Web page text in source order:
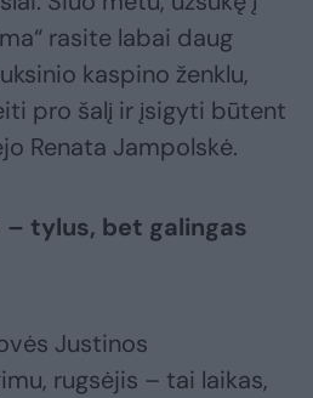
rasite labai daug
kaspino ženklu,
pro šalį ir įsigyti būtent
Renata Jampolskė.
tylus, bet galingas
Justinos
rugsėjis – tai laikas,